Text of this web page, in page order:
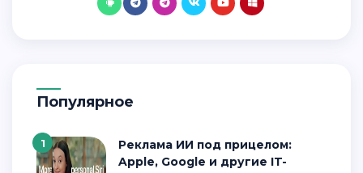
Популярное
1
Реклама ИИ под прицелом:
Apple, Google и другие IT-